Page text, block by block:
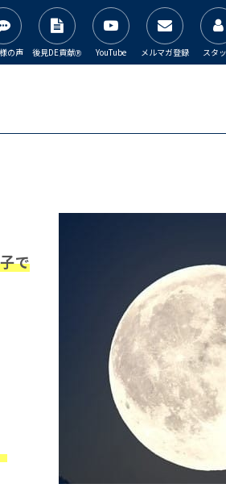
の声 後見DE貢献Ⓡ YouTube メルマガ登録 スタ
で